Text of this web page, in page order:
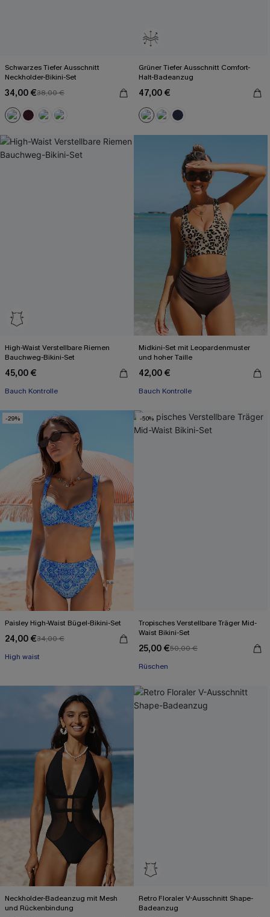
Schwarzes Tiefer Ausschnitt
Neckholder-Bikini-Set
34,00 €38,00 €
Grüner Tiefer Ausschnitt Comfort-
Halt-Badeanzug
47,00 €
High-Waist Verstellbare Riemen
Bauchweg-Bikini-Set
45,00 €
Bauch Kontrolle
Midkini-Set mit Leopardenmuster
und hoher Taille
42,00 €
Bauch Kontrolle
-29%
Paisley High-Waist Bügel-Bikini-Set
24,00 €34,00 €
High waist
-50%
Tropisches Verstellbare Träger Mid-
Waist Bikini-Set
25,00 €50,00 €
Rüschen
Neckholder-Badeanzug mit Mesh
und Rückenbindung
Retro Floraler V-Ausschnitt Shape-
Badeanzug